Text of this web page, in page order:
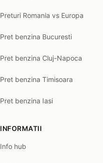
Preturi Romania vs Europa
Pret benzina Bucuresti
Pret benzina Cluj-Napoca
Pret benzina Timisoara
Pret benzina Iasi
INFORMATII
Info hub